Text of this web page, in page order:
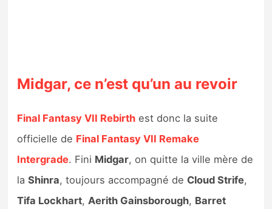
Midgar, ce n’est qu’un au revoir
Final Fantasy VII Rebirth est donc la suite
officielle de Final Fantasy VII Remake
Intergrade. Fini Midgar, on quitte la ville mère de
laShinra, toujours accompagné de Cloud Strife,
Tifa Lockhart,Aerith Gainsborough, Barret